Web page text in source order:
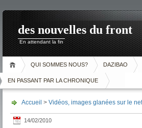
des nouvelles du front
En attendant la fin
QUI SOMMES NOUS? DAZIBAO
EN PASSANT PAR LA CHRONIQUE
Accueil > Vidéos, images glanées sur le
14/02/2010